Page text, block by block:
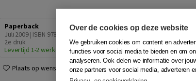
Paperback
Juli 2009 | ISBN 9789024418251 |
2e druk
Levertijd 1-2 werkdagen
34,75 Quantity +
Plaats op wensenlijst
Over de cookies op deze website
We gebruiken cookies om content en
functies voor social media te bieden en om
analyseren. Ook delen we informatie over
onze partners voor social media, adverteren